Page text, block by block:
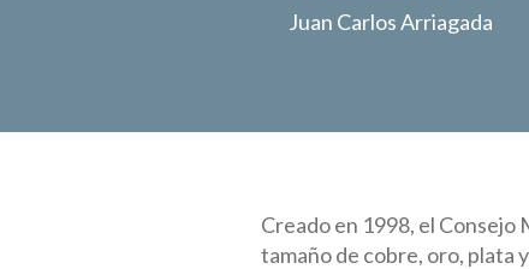
Juan Carlos Arriagada
Creado en 1998, el Consejo
tamaño de cobre, oro, plata